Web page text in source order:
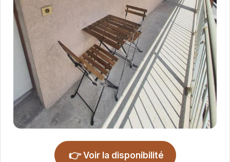
👉 Voir la disponibilité